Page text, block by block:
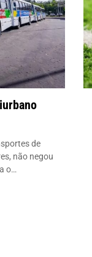
de
não negou
o